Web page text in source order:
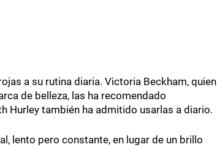
a su rutina diaria. Victoria Beckham, quien
de belleza, las ha recomendado
Hurley también ha admitido usarlas a diario.
lento pero constante, en lugar de un brillo